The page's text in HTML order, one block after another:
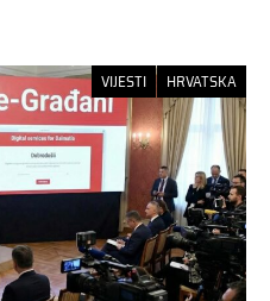
VIJESTI HRVATSKA